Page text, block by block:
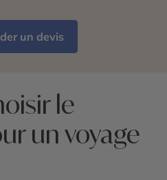
un devis
le
un voyage